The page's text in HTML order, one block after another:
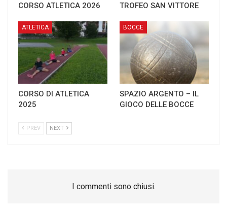
CORSO ATLETICA 2026 TROFEO SAN VITTORE
ATLETICA
CORSO DI ATLETICA
2025
BOCCE
SPAZIO ARGENTO – IL
GIOCO DELLE BOCCE
PREV NEXT
I commenti sono chiusi.